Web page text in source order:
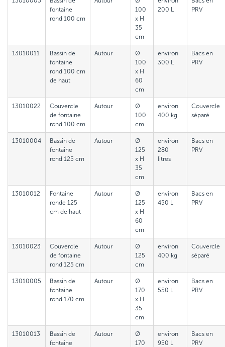
fontaine
rond 100 cm
100
x H
35
cm
200 L
PRV
13010011
Bassin de
fontaine
rond 100 cm
de haut
Autour
Ø
100
x H
60
cm
environ
300 L
Bacs en
PRV
13010022
Couvercle
de fontaine
rond 100 cm
Autour
Ø
100
cm
environ
400 kg
Couvercle
séparé
13010004
Bassin de
fontaine
rond 125 cm
Autour
Ø
125
x H
35
cm
environ
280
litres
Bacs en
PRV
13010012
Fontaine
ronde 125
cm de haut
Autour
Ø
125
x H
60
cm
environ
450 L
Bacs en
PRV
13010023
Couvercle
de fontaine
rond 125 cm
Autour
Ø
125
cm
environ
400 kg
Couvercle
séparé
13010005
Bassin de
fontaine
rond 170 cm
Autour
Ø
170
x H
35
cm
environ
550 L
Bacs en
PRV
13010013
Bassin de
fontaine
Autour
Ø
170
environ
950 L
Bacs en
PRV